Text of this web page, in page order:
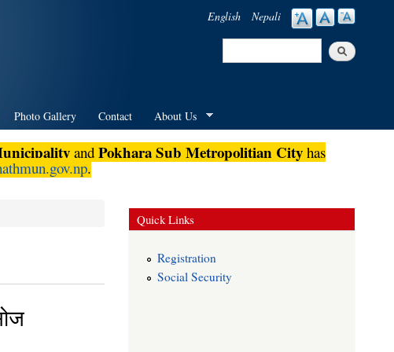
English Nepali
Search
Photo Gallery Contact About Us
and Pokhara Sub Metropolitian Cityhas
.
Quick Links
Registration
Social Security